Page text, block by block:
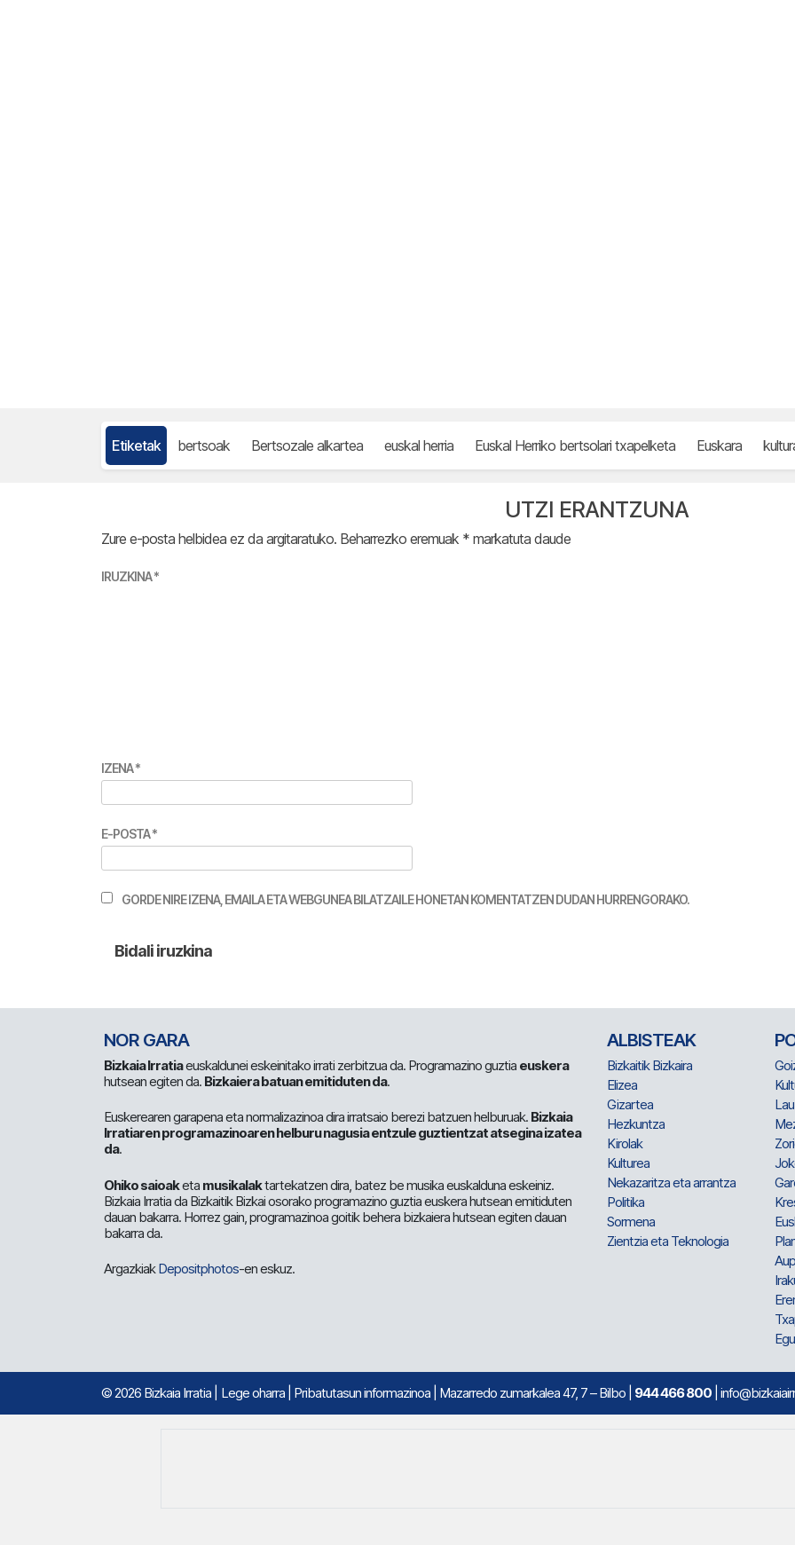
Etiketak bertsoak Bertsozale alkartea euskal herria Euskal Herriko bertsolari txapelketa Euskara
UTZI ERANTZUNA
Zure e-posta helbidea ez da argitaratuko. Beharrezko eremuak * markatuta daude
IRUZKINA*
IZENA*
E-POSTA*
GORDE NIRE IZENA, EMAILA ETA WEBGUNEA BILATZAILE HONETAN KOMENTATZEN DUDAN HURRENGORAKO.
NOR GARA
Bizkaia Irratiaeuskaldunei eskeinitako irrati zerbitzua da. Programazino guztia euskera
hutsean egiten da. Bizkaiera batuan emitiduten da.
Euskerearen garapena eta normalizazinoa dira irratsaio berezi batzuen helburuak. Bizkaia
Irratiaren programazinoaren helburu nagusia entzule guztientzat atsegina izatea
da.
Ohiko saioaketa musikalaktartekatzen dira, batez be musika euskalduna eskeiniz.
Bizkaia Irratia da Bizkaitik Bizkai osorako programazino guztia euskera hutsean emitiduten
dauan bakarra. Horrez gain, programazinoa goitik behera bizkaiera hutsean egiten dauan
bakarra da.
ArgazkiakDepositphotos-en eskuz.
ALBISTEAK
Bizkaitik Bizkaira
Elizea
Gizartea
Hezkuntza
Kirolak
Kulturea
Nekazaritza eta arrantza
Politika
Sormena
Zientzia eta Teknologia
© 2026 Bizkaia Irratia Lege oharra Pribatutasun informazinoa | Mazarredo zumarkalea 47, 7 – Bilbo | 944 466 800 |